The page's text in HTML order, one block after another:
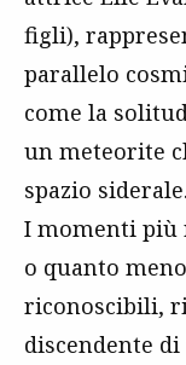
figli),
parallelo
come la
un meteorite
spazio siderale.
I momenti più
o quanto
riconoscibili,
discendente di